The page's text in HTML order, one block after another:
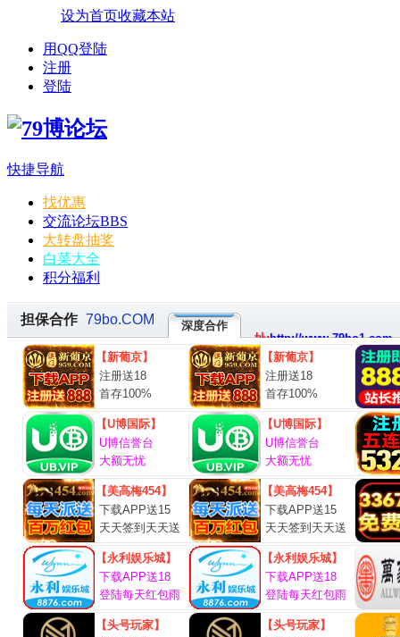
设为首页收藏本站
用QQ登陆
注册
登陆
快捷导航
找优惠
交流论坛BBS
大转盘抽奖
白菜大全
积分福利